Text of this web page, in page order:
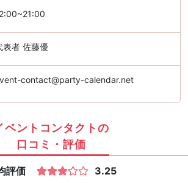
表者 佐藤優
contact@party-calendar.net
ベントコンタクトの
口コミ・評価
評価 3.25